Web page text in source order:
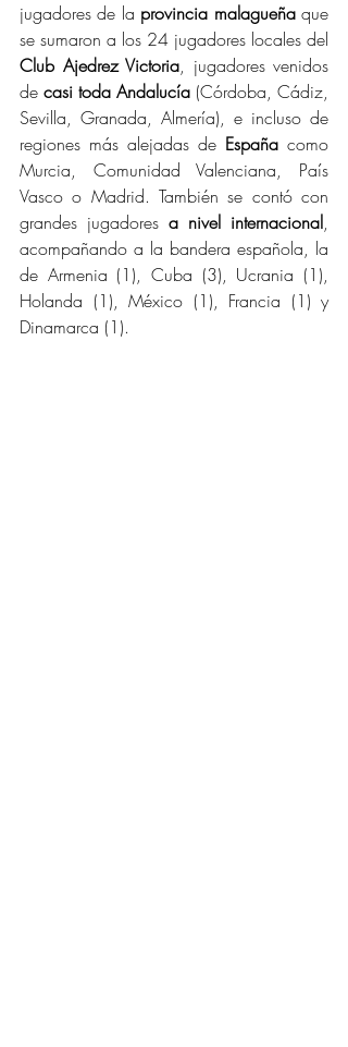
jugadores de la provincia malagueña que
Club Ajedrez Victoria, jugadores venidos
de casi toda Andalucía (Córdoba, Cádiz,
Sevilla, Granada, Almería), e incluso de
regiones más alejadas de España como
Murcia, Comunidad Valenciana, País
Vasco o Madrid. También se contó con
grandes jugadores a nivel internacional,
acompañando a la bandera española, la
de Armenia (1), Cuba (3), Ucrania (1),
Holanda (1), México (1), Francia (1) y
Dinamarca (1).